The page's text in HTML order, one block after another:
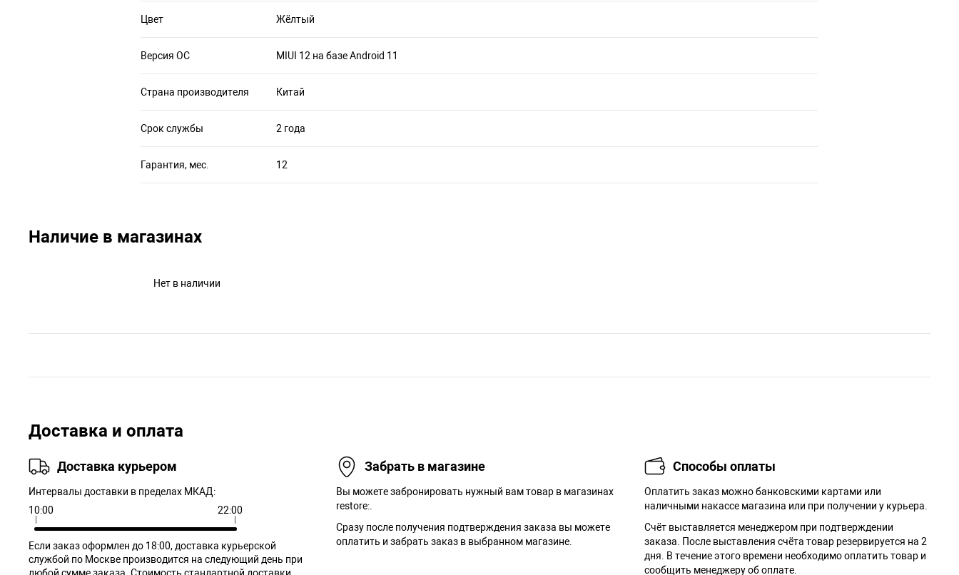
Цвет Жёлтый
Версия ОС MIUI 12 на базе Android 11
Страна производителя Китай
Срок службы 2 года
Гарантия, мес. 12
Наличие в магазинах
Нет в наличии
Доставка и оплата
Доставка курьером
Интервалы доставки в пределах МКАД:
10:00
22:00
Если заказ оформлен до 18:00, доставка курьерской
службой по Москве производится на следующий день при
любой сумме заказа. Cтоимость стандартной доставки
Забрать в магазине
Вы можете забронировать нужный вам товар в магазинах
restore:.
Сразу после получения подтверждения заказа вы можете
оплатить и забрать заказ в выбранном магазине.
Способы оплаты
Оплатить заказ можно банковскими картами или
наличными накассе магазина или при получении у курьера.
Cчёт выставляется менеджером при подтверждении
заказа. После выставления счёта товар резервируется на 2
дня. В течение этого времени необходимо оплатить товар и
сообщить менеджеру об оплате.